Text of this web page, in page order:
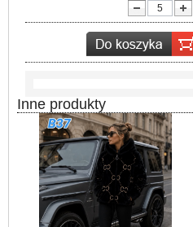
Inne produkty